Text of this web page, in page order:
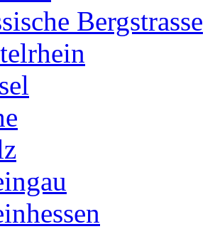
Bergstrasse